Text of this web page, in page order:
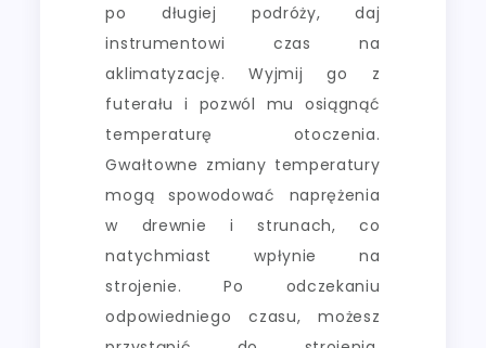
po długiej podróży, daj
instrumentowi czas na
aklimatyzację. Wyjmij go z
futerału i pozwól mu osiągnąć
temperaturę otoczenia.
Gwałtowne zmiany temperatury
mogą spowodować naprężenia
w drewnie i strunach, co
natychmiast wpłynie na
strojenie. Po odczekaniu
odpowiedniego czasu, możesz